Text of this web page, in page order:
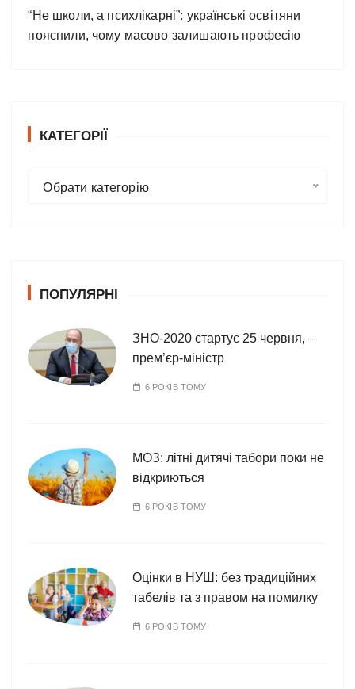
“Не школи, а психлікарні”: українські освітяни
пояснили, чому масово залишають професію
КАТЕГОРІЇ
р
Обрати категорію
ПОПУЛЯРНІ
ЗНО-2020 стартує 25 червня, –
прем’єр-міністр
6 РОКІВ ТОМУ
МОЗ: літні дитячі табори поки не
відкриються
6 РОКІВ ТОМУ
Оцінки в НУШ: без традиційних
табелів та з правом на помилку
6 РОКІВ ТОМУ